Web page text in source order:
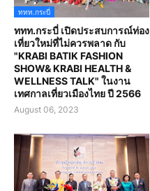
ททท.กระบี่
ททท.กระบี่ เปิดประสบการณ์ท่อง
เที่ยวใหม่ที่ไม่ควรพลาด กับ
"KRABI BATIK FASHION
SHOW& KRABI HEALTH &
WELLNESS TALK" ในงาน
เทศกาลเที่ยวเมืองไทย ปี 2566
August 06, 2023